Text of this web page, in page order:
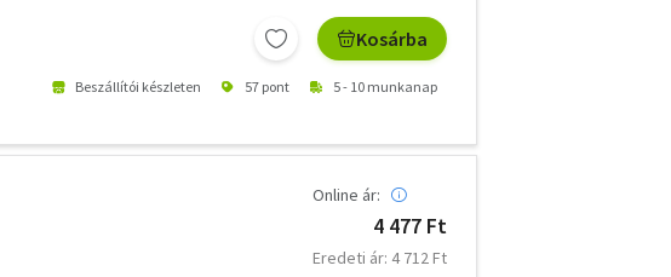
Kosárba
Beszállítói készleten 57 pont 5 - 10 munkanap
Online ár:
4 477 Ft
Eredeti ár: 4 712 Ft